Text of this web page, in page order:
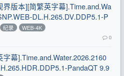
版本][简繁英字幕].Time.and.Wa
DL.H.265.DV.DDP5.1-P
纪录 WEB-4K
0
幕].Time.and.Water.2026.2160
PandaQT 9.9